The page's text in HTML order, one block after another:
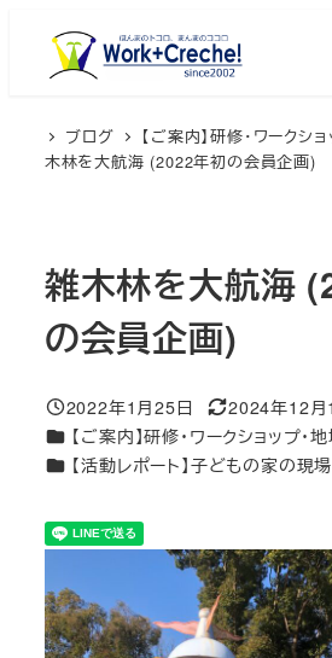
ブログ 【ご案内】研修・ワークシ
木林を大航海 (2022年初の会員企画)
雑木林を大航海
の会員企画)
投稿日
2022年1月25日
更新日
2024年12月
カテゴリー
【ご案内】研修・ワークショップ・
カテゴリー
【活動レポート】子どもの家の現